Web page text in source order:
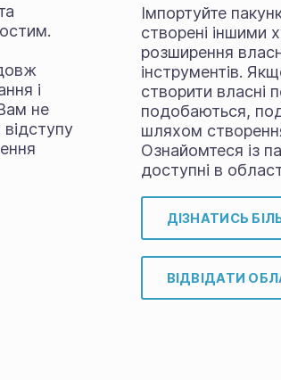
і
не
Імпортуйте
створені іншими
розширення
інструментів.
створити власні
подобаються,
шляхом
Ознайомтеся із
доступні в
ДІЗНАТИСЬ
ВІДВІДАТИ